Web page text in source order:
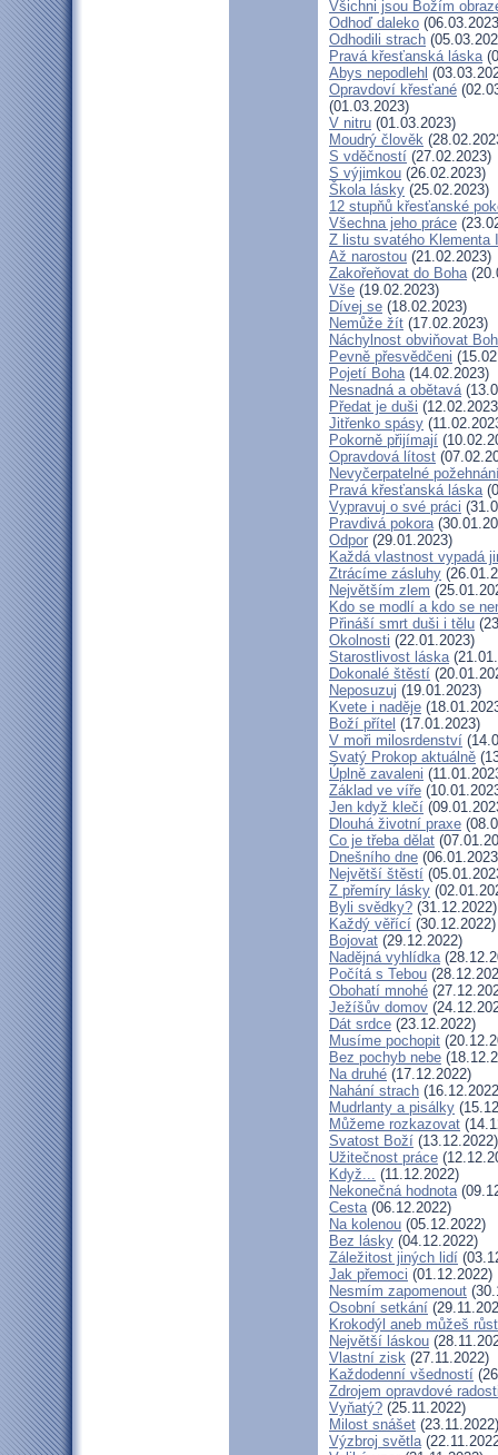
Všichni jsou Božím
Odhoď daleko
Odhodili strach
Pravá křesťanská láska
Abys nepodlehl
Opravdoví křesťané
(01.03.2023)
V nitru (01.03.2023)
Moudrý člověk
S vděčností (27.02.2023)
S výjimkou (26.02.2023)
Škola lásky (25.02.2023)
12 stupňů křesťanské
Všechna jeho práce
Z listu svatého Klementa
Až narostou (21.02.2023)
Zakořeňovat do Boha
Vše (19.02.2023)
Dívej se (18.02.2023)
Nemůže žít (17.02.2023)
Náchylnost obviňovat
Pevně přesvědčeni
Pojetí Boha(14.02.2023)
Nesnadná a obětavá
Předat je duši
Jitřenko spásy
Pokorně přijímají
Opravdová lítost
Nevyčerpatelné
Pravá křesťanská láska
Vypravuj o své práci
Pravdivá pokora
Odpor (29.01.2023)
Každá vlastnost vypadá
Ztrácíme zásluhy
Největším zlem
Kdo se modlí a kdo se
Přináší smrt duši i tělu
Okolnosti (22.01.2023)
Starostlivost láska
Dokonalé štěstí
Neposuzuj (19.01.2023)
Kvete i naděje
Boží přítel (17.01.2023)
V moři milosrdenství
Svatý Prokop aktuálně
Úplně zavaleni
Základ ve víře
Jen když klečí
Dlouhá životní praxe
Co je třeba dělat
Dnešního dne
Největší štěstí
Z přemíry lásky
Byli svědky? (31.12.2022)
Každý věřící (30.12.2022)
Bojovat (29.12.2022)
Nadějná vyhlídka
Počítá s Tebou
Obohatí mnohé
Ježíšův domov
Dát srdce (23.12.2022)
Musíme pochopit
Bez pochyb nebe
Na druhé (17.12.2022)
Nahání strach
Mudrlanty a pisálky
Můžeme rozkazovat
Svatost Boží (13.12.2022)
Užitečnost práce
Když... (11.12.2022)
Nekonečná hodnota
Cesta(06.12.2022)
Na kolenou (05.12.2022)
Bez lásky (04.12.2022)
Záležitost jiných lidí
Jak přemoci (01.12.2022)
Nesmím zapomenout
Osobní setkání
Krokodýl aneb můžeš
Největší láskou
Vlastní zisk (27.11.2022)
Každodenní všedností
Zdrojem opravdové
Vyňatý? (25.11.2022)
Milost snášet (23.11.2022)
Výzbroj světla